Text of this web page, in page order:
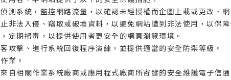
測系統，監控網路流量，以確認未經授權而企圖上載或更改、網
非法入侵、竊取或破壞資料，以避免網站遭到非法使用，以保障
定期掃毒，以提供使用者更安全的網頁瀏覽環境。
攻擊、進行系統回復程序演練，並提供適當的安全防禦等級。
業。
自相關作業系統廠商或應用程式廠商所寄發的安全維護電子信